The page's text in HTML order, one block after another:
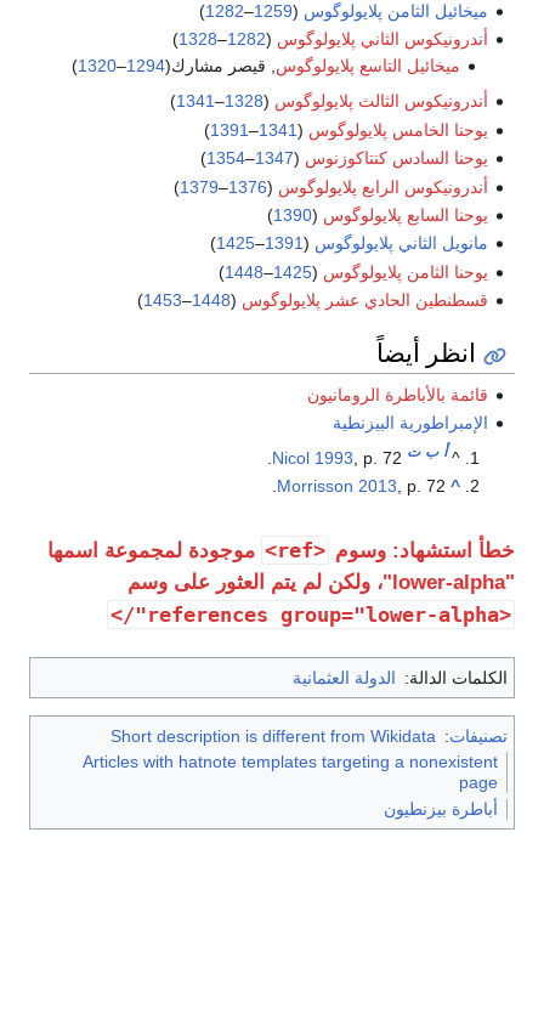
پلايولوگوس(
1259
–
1282
)
الثاني پلايولوگوس(
1282
–
1328
)
التاسع پلايولوگوس, قيصر مشارك(1294
–
1320
)
الثالث پلايولوگوس(
1328
–
1341
)
پلايولوگوس(
1341
–
1391
)
كنتاكوزنوس(
1347
–
1354
)
الرابع پلايولوگوس(
1376
–
1379
)
پلايولوگوس(
1390
)
پلايولوگوس(
1391
–
1425
)
پلايولوگوس(
1425
–
1448
)
عشر پلايولوگوس (
1448
–
1453
)
الرومانيون
البيزنطية
Nicol 1993, p. 72.
Morrisson 2013
وسوم<ref> موجودة لمجموعة اسمها
الدولة العثمانية
Short description is different from
Articles with hatnote templates targeting a